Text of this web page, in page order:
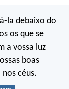
la debaixo do
os que se
a vossa luz
boas
céus.